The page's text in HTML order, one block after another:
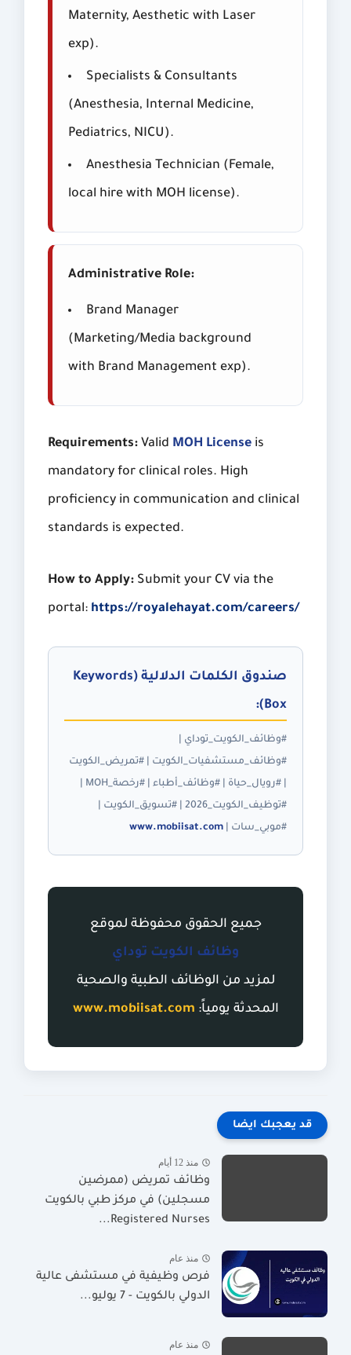
Maternity, Aesthetic with Laser
exp).
Specialists & Consultants
(Anesthesia, Internal Medicine,
Pediatrics, NICU).
Anesthesia Technician (Female,
local hire with MOH license).
Administrative Role:
Brand Manager
(Marketing/Media background
with Brand Management exp).
Requirements: Valid MOH License is
mandatory for clinical roles. High
proficiency in communication and clinical
standards is expected.
How to Apply: Submit your CV via the
portal: https://royalehayat.com/careers/
صندوق الكلمات الدلالية (Keywords
Box):
#وظائف_الكويت_توداي |
#وظائف_مستشفيات_الكويت | #تمريض_الكويت
#توظيف_الكويت_2026 | #تسويق_الكويت |
#موبي_سات | www.mobiisat.com
جميع الحقوق محفوظة لموقع
وظائف الكويت توداي
لمزيد من الوظائف الطبية والصحية
المحدثة يومياً: www.mobiisat.com
قد يعجبك ايضا
منذ 12 أيام
وظائف تمريض (ممرضين
مسجلين) في مركز طبي بالكويت
Registered Nurses...
منذ عام
فرص وظيفية في مستشفى عالية
الدولي بالكويت - 7 يوليو...
منذ عام